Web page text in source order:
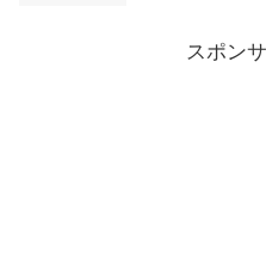
スポン